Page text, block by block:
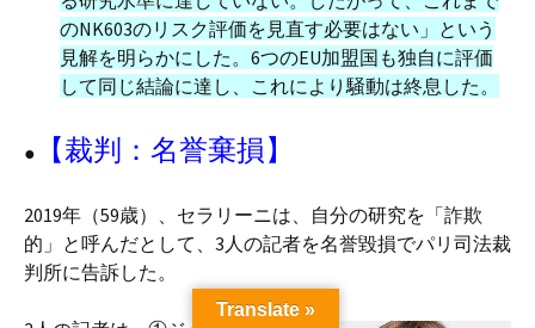
のNK603のリスク評価を見直す必要はない」という
見解を明らかにした。6つのEU加盟国も独自に評価
して同じ結論に達し、これにより騒動は終息した。
● 【裁判： 名誉棄損】
2019年（59歳）、セラリーニは、自分の研究を「詐欺
的」と呼んだとして、3人の記者を名誉毀損でパリ司法裁
判所に告訴した。
Translate »